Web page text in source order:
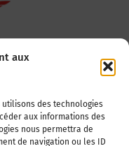
aux
des technologies
aux informations des
nous permettra de
de navigation ou les ID
des Littoraux